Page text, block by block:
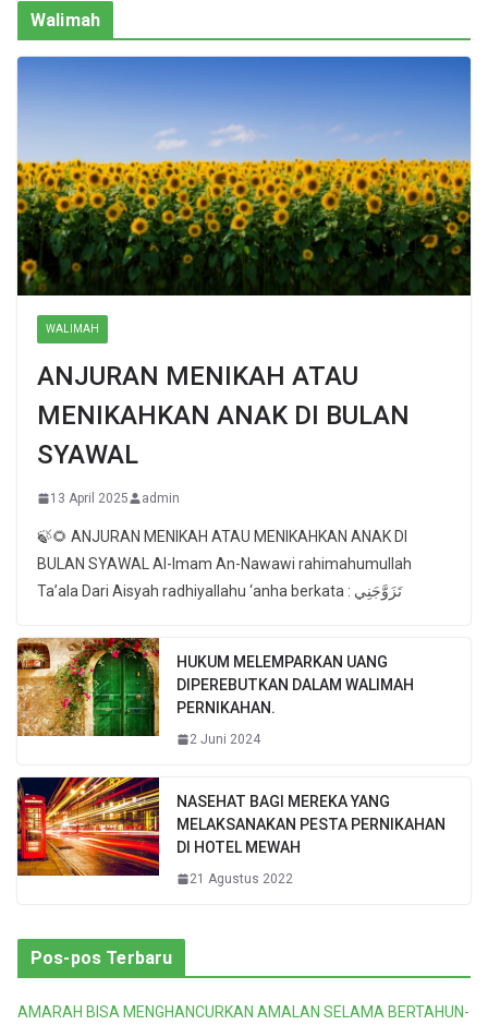
Walimah
WALIMAH
ANJURAN MENIKAH ATAU
MENIKAHKAN ANAK DI BULAN
SYAWAL
13 April 2025 admin
🍃🌻 ANJURAN MENIKAH ATAU MENIKAHKAN ANAK DI
BULAN SYAWAL Al-Imam An-Nawawi rahimahumullah
Ta’ala Dari Aisyah radhiyallahu ‘anha berkata : تَزَوَّجَنِي
HUKUM MELEMPARKAN UANG
DIPEREBUTKAN DALAM WALIMAH
PERNIKAHAN.
2 Juni 2024
NASEHAT BAGI MEREKA YANG
MELAKSANAKAN PESTA PERNIKAHAN
DI HOTEL MEWAH
21 Agustus 2022
Pos-pos Terbaru
AMARAH BISA MENGHANCURKAN AMALAN SELAMA BERTAHUN-